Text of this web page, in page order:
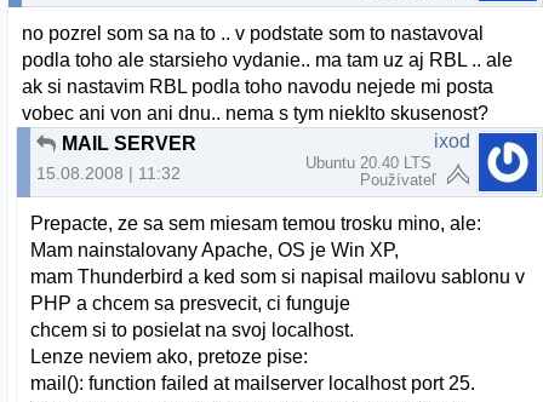
no pozrel som sa na to .. v podstate som to nastavoval
podla toho ale starsieho vydanie.. ma tam uz aj RBL .. ale
ak si nastavim RBL podla toho navodu nejede mi posta
vobec ani von ani dnu.. nema s tym nieklto skusenost?
MAIL SERVER
15.08.2008 | 11:32
ixod
Ubuntu 20.40 LTS
Používateľ
Prepacte, ze sa sem miesam temou trosku mino, ale:
Mam nainstalovany Apache, OS je Win XP,
mam Thunderbird a ked som si napisal mailovu sablonu v
PHP a chcem sa presvecit, ci funguje
chcem si to posielat na svoj localhost.
Lenze neviem ako, pretoze pise:
mail(): function failed at mailserver localhost port 25.